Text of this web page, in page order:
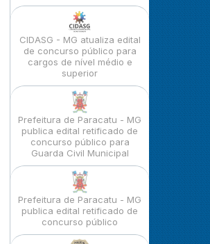
CIDASG - MG atualiza edital
de concurso público para
cargos de nível médio e
superior
Prefeitura de Paracatu - MG
publica edital retificado de
concurso público para
Guarda Civil Municipal
Prefeitura de Paracatu - MG
publica edital retificado de
concurso público